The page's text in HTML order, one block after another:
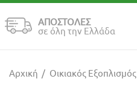
ΑΠΟΣΤΟΛΕΣ
σε όλη την Ελλάδα
Αρχική Οικιακός Εξοπλισμός